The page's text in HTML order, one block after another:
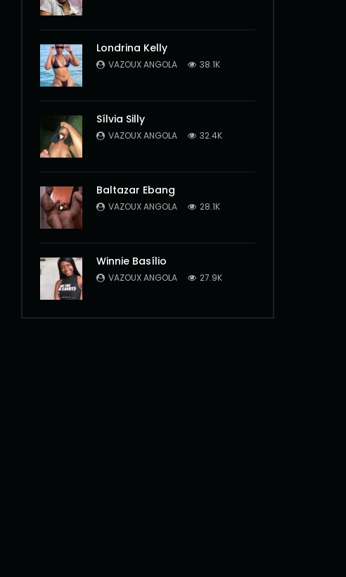
Londrina Kelly
VAZOUX ANGOLA 38.1K
Sílvia Silly
VAZOUX ANGOLA 32.4K
Baltazar Ebang
VAZOUX ANGOLA 28.1K
Winnie Basílio
VAZOUX ANGOLA 27.9K